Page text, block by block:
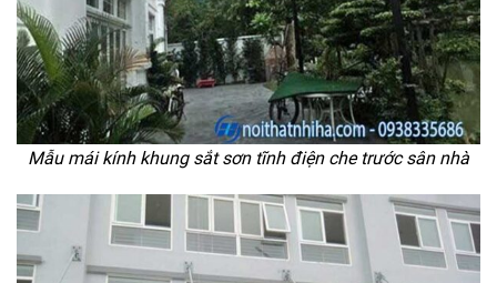
Mẫu mái kính khung sắt sơn tĩnh điện che trước sân nhà